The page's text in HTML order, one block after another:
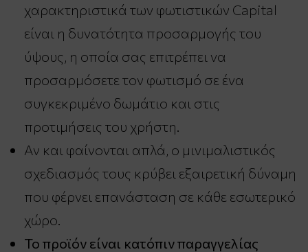
χαρακτηριστικά των φωτιστικών Capital
είναι η δυνατότητα προσαρμογής του
ύψους, η οποία σας επιτρέπει να
προσαρμόσετε τον φωτισμό σε ένα
συγκεκριμένο δωμάτιο και στις
προτιμήσεις του χρήστη.
Αν και φαίνονται απλά, ο μινιμαλιστικός
σχεδιασμός τους κρύβει εξαιρετική δύναμη
που φέρνει επανάσταση σε κάθε εσωτερικό
χώρο.
Το προϊόν είναι κατόπιν παραγγελίας